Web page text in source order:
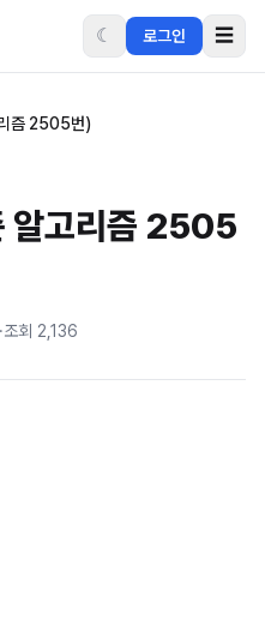
☾ 로그인 ☰
즘 2505번)
알고리즘 2505
·조회 2,136